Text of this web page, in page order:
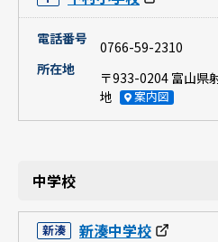
電話番号
0766-59-2310
所在地
〒933-0204 富山県
地
案内図
中学校
新湊 新湊中学校